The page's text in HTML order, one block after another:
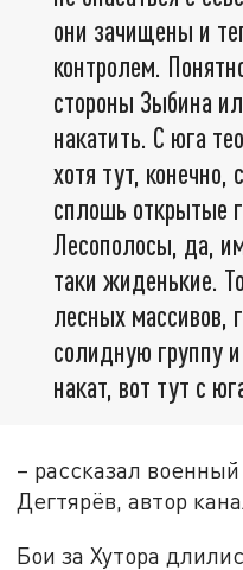
они зачищены и
контролем.
стороны Зыбина
накатить. С юга
хотя тут, конечно,
сплошь открытые
Лесополосы, да,
таки жиденькие.
лесных массивов,
солидную группу
накат, вот тут с
– рассказал
Дегтярёв, автор
Бои за Хутора